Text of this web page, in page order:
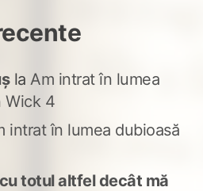
la Am intrat în lumea
Wick 4
intrat în lumea dubioasă
totul altfel decât mă